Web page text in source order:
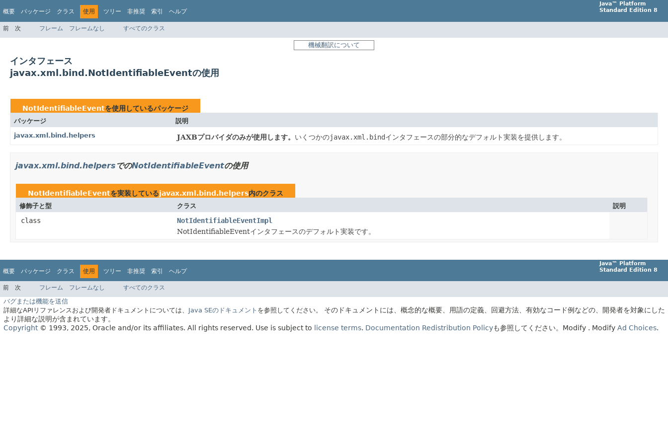
概要 パッケージ クラス 使用 ツリー 非推奨 索引 ヘルプ
Java™ Platform
Standard Edition 8
前 次 フレーム フレームなし すべてのクラス
機械翻訳について
インタフェース
javax.xml.bind.NotIdentifiableEventの使用
NotIdentifiableEventを使用しているパッケージ
パッケージ
説明
javax.xml.bind.helpers
JAXBプロバイダのみが使用します。 いくつかのjavax.xml.bindインタフェースの部分的なデフォルト実装を提供します。
javax.xml.bind.helpers でのNotIdentifiableEventの使用
NotIdentifiableEventを実装しているjavax.xml.bind.helpers内のクラス
修飾子と型 クラス 説明
class
NotIdentifiableEventImpl
NotIdentifiableEventインタフェースのデフォルト実装です。
概要 パッケージ クラス 使用 ツリー 非推奨 索引 ヘルプ
Java™ Platform
Standard Edition 8
前 次 フレーム フレームなし すべてのクラス
バグまたは機能を送信
詳細なAPIリファレンスおよび開発者ドキュメントについては、 Java SEのドキュメント を参照してください。
そのドキュメントには、概念的な概要、用語の定義、回避方法、有効なコード例などの、開発者を対象にした
より詳細な説明が含まれています。
Copyright© 1993, 2025, Oracle and/or its affiliates. All rights reserved. Use is subject to license terms. Documentation Redistribution Policyも参照してください。 Modify . Modify Ad Choices.